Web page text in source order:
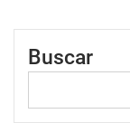
Buscar